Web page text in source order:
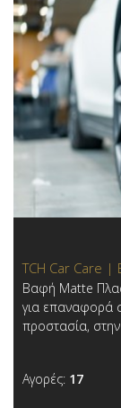
TCH Car Care |
Βαφή Matte
για επαναφορά
προστασία,
Αγορές: 17